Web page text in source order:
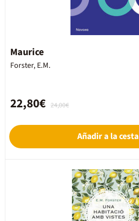
Maurice
Forster, E.M.
24,00€
22,80€
Añadir a la cesta